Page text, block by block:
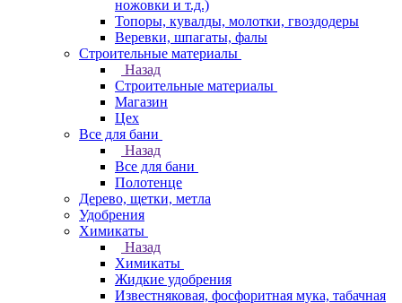
ножовки и т.д.)
Топоры, кувалды, молотки, гвоздодеры
Веревки, шпагаты, фалы
Строительные материалы
Назад
Строительные материалы
Магазин
Цех
Все для бани
Назад
Все для бани
Полотенце
Дерево, щетки, метла
Удобрения
Химикаты
Назад
Химикаты
Жидкие удобрения
Известняковая, фосфоритная мука, табачная